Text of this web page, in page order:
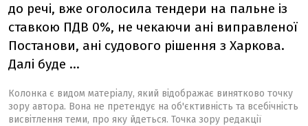
до речі, вже оголосила тендери на пальне із
ставкою ПДВ 0%, не чекаючи ані виправленої
Постанови, ані судового рішення з Харкова.
Далі буде …
Колонка є видом матеріалу, який відображає винятково точку
зору автора. Вона не претендує на об'єктивність та всебічність
висвітлення теми, про яку йдеться. Точка зору редакції